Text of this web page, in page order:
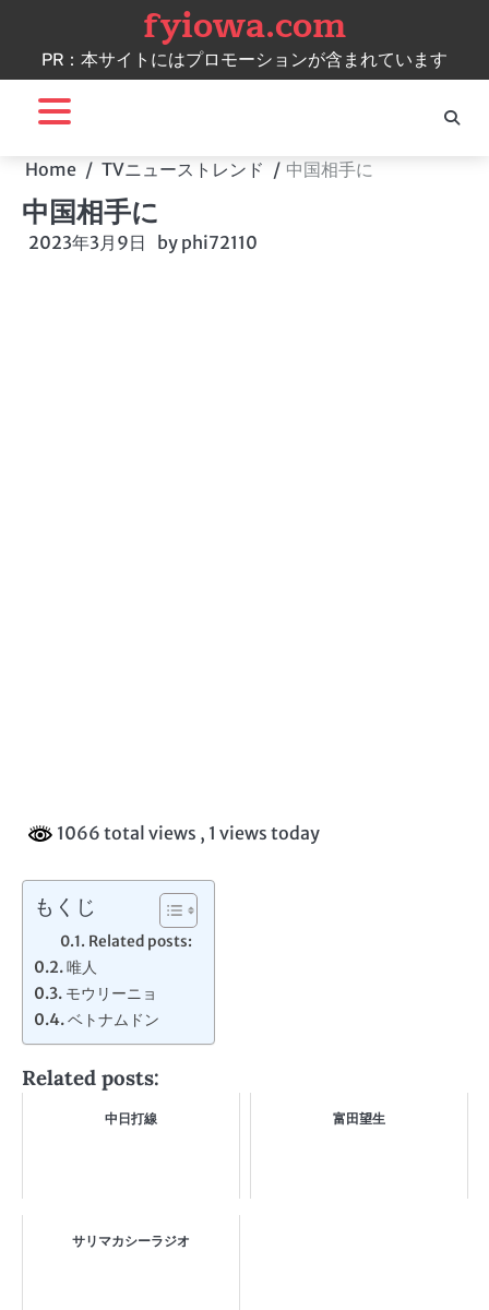
content
fyiowa.com
PR：本サイトにはプロモーションが含まれています
Home TVニューストレンド 中国相手に
中国相手に
2023年3月9日 by phi72110
1066 total views , 1 views today
もくじ
Related posts:
唯人
モウリーニョ
ベトナムドン
Related posts:
中日打線 富田望生
サリマカシーラジオ